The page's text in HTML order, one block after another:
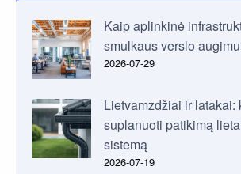
Kaip aplinkinė
smulkaus verslo
2026-07-29
Lietvamzdžiai ir latakai:
suplanuoti patikimą
sistemą
2026-07-19